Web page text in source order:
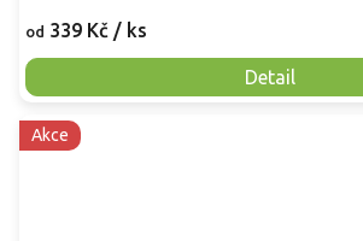
od 339 Kč / ks
Detail
Akce